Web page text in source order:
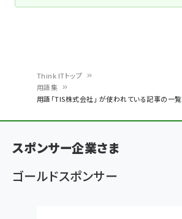
ン
く
ず
Think ITトップ
用語集
用語「TIS株式会社」 が使われている記事の一覧
スポンサー企業さま
ゴールドスポンサー